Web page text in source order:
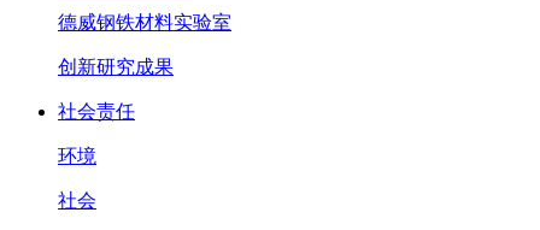
德威钢铁材料实验室
创新研究成果
社会责任
环境
社会